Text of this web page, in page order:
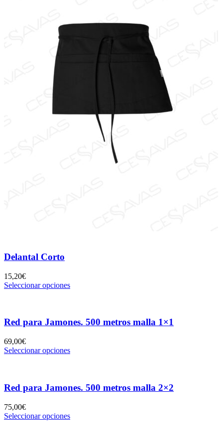
Delantal Corto
15,20€
Seleccionar opciones
Red para Jamones. 500 metros malla 1×1
69,00€
Seleccionar opciones
Red para Jamones. 500 metros malla 2×2
75,00€
Seleccionar opciones